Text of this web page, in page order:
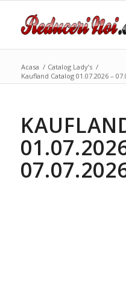
Acasa / Catalog Lady’s /
Kaufland Catalog 01.07.2026 –